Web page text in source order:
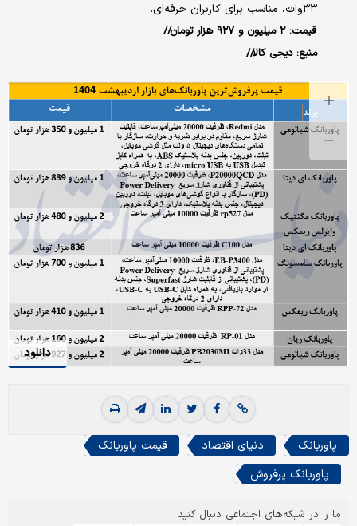
۳۳وات، مناسب برای کاربران حرفه‌ای.
قیمت: ۲ میلیون و ۹۲۷ هزار تومان//
منبع: دیجی کالا//
دانلود
پاوربانک دنیای اقتصاد
قیمت پاوربانک
پاوربانک پرفروش
ما را در شبکه‌های اجتماعی دنبال کنید